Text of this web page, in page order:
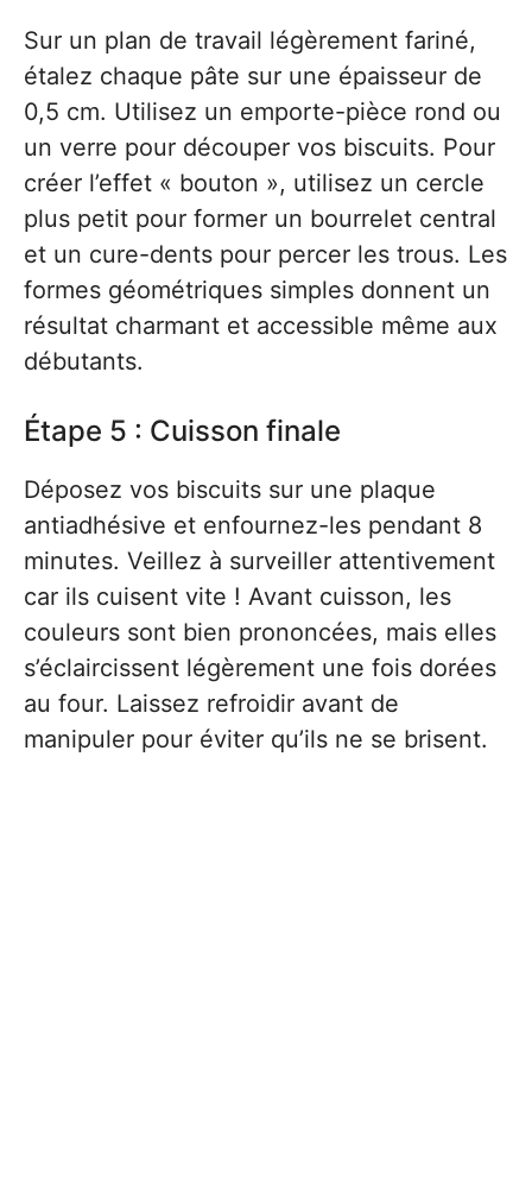
Sur un plan de travail légèrement fariné,
étalez chaque pâte sur une épaisseur de
0,5 cm. Utilisez un emporte-pièce rond ou
un verre pour découper vos biscuits. Pour
créer l’effet « bouton », utilisez un cercle
plus petit pour former un bourrelet central
et un cure-dents pour percer les trous. Les
formes géométriques simples donnent un
résultat charmant et accessible même aux
débutants.
Étape 5 : Cuisson finale
Déposez vos biscuits sur une plaque
antiadhésive et enfournez-les pendant 8
minutes. Veillez à surveiller attentivement
car ils cuisent vite ! Avant cuisson, les
couleurs sont bien prononcées, mais elles
s’éclaircissent légèrement une fois dorées
au four. Laissez refroidir avant de
manipuler pour éviter qu’ils ne se brisent.